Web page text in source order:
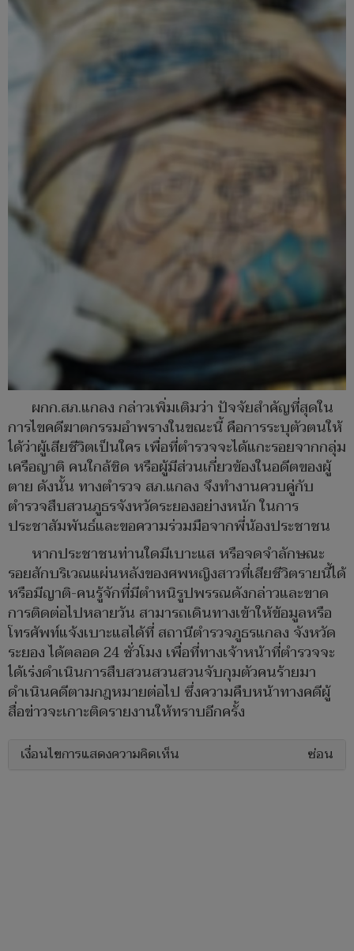
ผกก.สภ.แกลง กล่าวเพิ่มเติมว่า ปัจจัยสำคัญที่สุดใน
การไขคดีฆาตกรรมอำพรางในขณะนี้ คือการระบุตัวตนให้
ได้ว่าผู้เสียชีวิตเป็นใคร เพื่อที่ตำรวจจะได้แกะรอยจากกลุ่ม
เครือญาติ คนใกล้ชิด หรือผู้มีส่วนเกี่ยวข้องในอดีตของผู้
ตาย ดังนั้น ทางตำรวจ สภ.แกลง จึงทำงานควบคู่กับ
ตำรวจสืบสวนภูธรจังหวัดระยองอย่างหนัก ในการ
ประชาสัมพันธ์และขอความร่วมมือจากพี่น้องประชาชน
หากประชาชนท่านใดมีเบาะแส หรือจดจำลักษณะ
รอยสักบริเวณแผ่นหลังของศพหญิงสาวที่เสียชีวิตรายนี้ได้
หรือมีญาติ-คนรู้จักที่มีตำหนิรูปพรรณดังกล่าวและขาด
การติดต่อไปหลายวัน สามารถเดินทางเข้าให้ข้อมูลหรือ
โทรศัพท์แจ้งเบาะแสได้ที่ สถานีตำรวจภูธรแกลง จังหวัด
ระยอง ได้ตลอด 24 ชั่วโมง เพื่อที่ทางเจ้าหน้าที่ตำรวจจะ
ได้เร่งดำเนินการสืบสวนสวนสวนจับกุมตัวคนร้ายมา
ดำเนินคดีตามกฎหมายต่อไป ซึ่งความคืบหน้าทางคดีผู้
สื่อข่าวจะเกาะติดรายงานให้ทราบอีกครั้ง
เงื่อนไขการแสดงความคิดเห็น ซ่อน